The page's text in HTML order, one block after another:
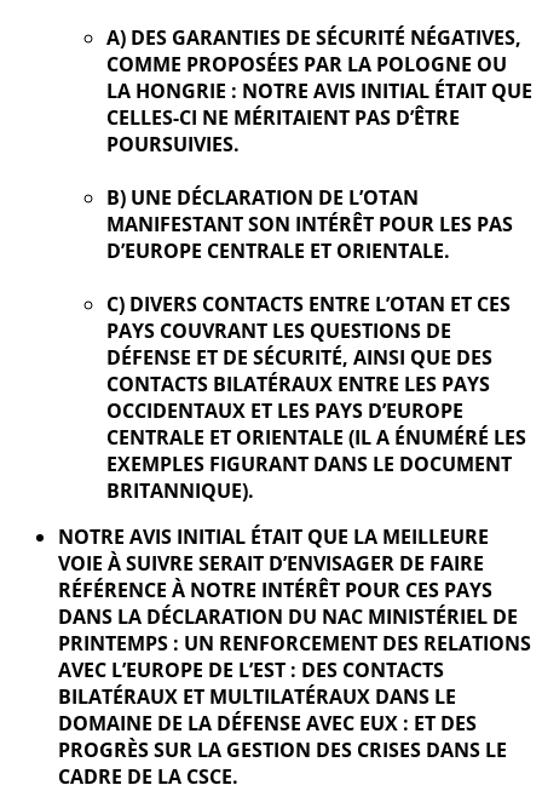
A) DES GARANTIES DE SÉCURITÉ NÉGATIVES,
COMME PROPOSÉES PAR LA POLOGNE OU
LA HONGRIE : NOTRE AVIS INITIAL ÉTAIT QUE
CELLES-CI NE MÉRITAIENT PAS D’ÊTRE
POURSUIVIES.
B) UNE DÉCLARATION DE L’OTAN
MANIFESTANT SON INTÉRÊT POUR LES PAS
D’EUROPE CENTRALE ET ORIENTALE.
C) DIVERS CONTACTS ENTRE L’OTAN ET CES
PAYS COUVRANT LES QUESTIONS DE
DÉFENSE ET DE SÉCURITÉ, AINSI QUE DES
CONTACTS BILATÉRAUX ENTRE LES PAYS
OCCIDENTAUX ET LES PAYS D’EUROPE
CENTRALE ET ORIENTALE (IL A ÉNUMÉRÉ LES
EXEMPLES FIGURANT DANS LE DOCUMENT
BRITANNIQUE).
NOTRE AVIS INITIAL ÉTAIT QUE LA MEILLEURE
VOIE À SUIVRE SERAIT D’ENVISAGER DE FAIRE
RÉFÉRENCE À NOTRE INTÉRÊT POUR CES PAYS
DANS LA DÉCLARATION DU NAC MINISTÉRIEL DE
PRINTEMPS : UN RENFORCEMENT DES RELATIONS
AVEC L’EUROPE DE L’EST : DES CONTACTS
BILATÉRAUX ET MULTILATÉRAUX DANS LE
DOMAINE DE LA DÉFENSE AVEC EUX : ET DES
PROGRÈS SUR LA GESTION DES CRISES DANS LE
CADRE DE LA CSCE.